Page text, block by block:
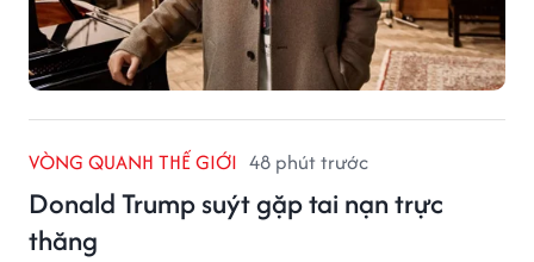
VÒNG QUANH THẾ GIỚI 48 phút trước
Donald Trump suýt gặp tai nạn trực
thăng